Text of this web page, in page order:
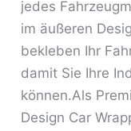
jedes
im äußeren
bekleben Ihr
damit Sie Ihre
können.Als
Design Car